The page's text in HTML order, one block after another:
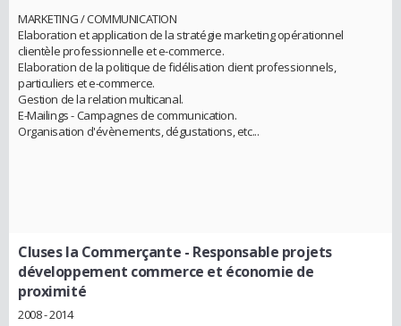
MARKETING / COMMUNICATION
Elaboration et application de la stratégie marketing opérationnel
clientèle professionnelle et e-commerce.
Elaboration de la politique de fidélisation client professionnels,
particuliers et e-commerce.
Gestion de la relation multicanal.
E-Mailings - Campagnes de communication.
Organisation d'évènements, dégustations, etc...
Cluses la Commerçante - Responsable projets
développement commerce et économie de
proximité
2008 - 2014